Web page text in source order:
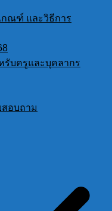
กณฑ์ และวิธีการ
รับครูและบุคลากร
อบถาม